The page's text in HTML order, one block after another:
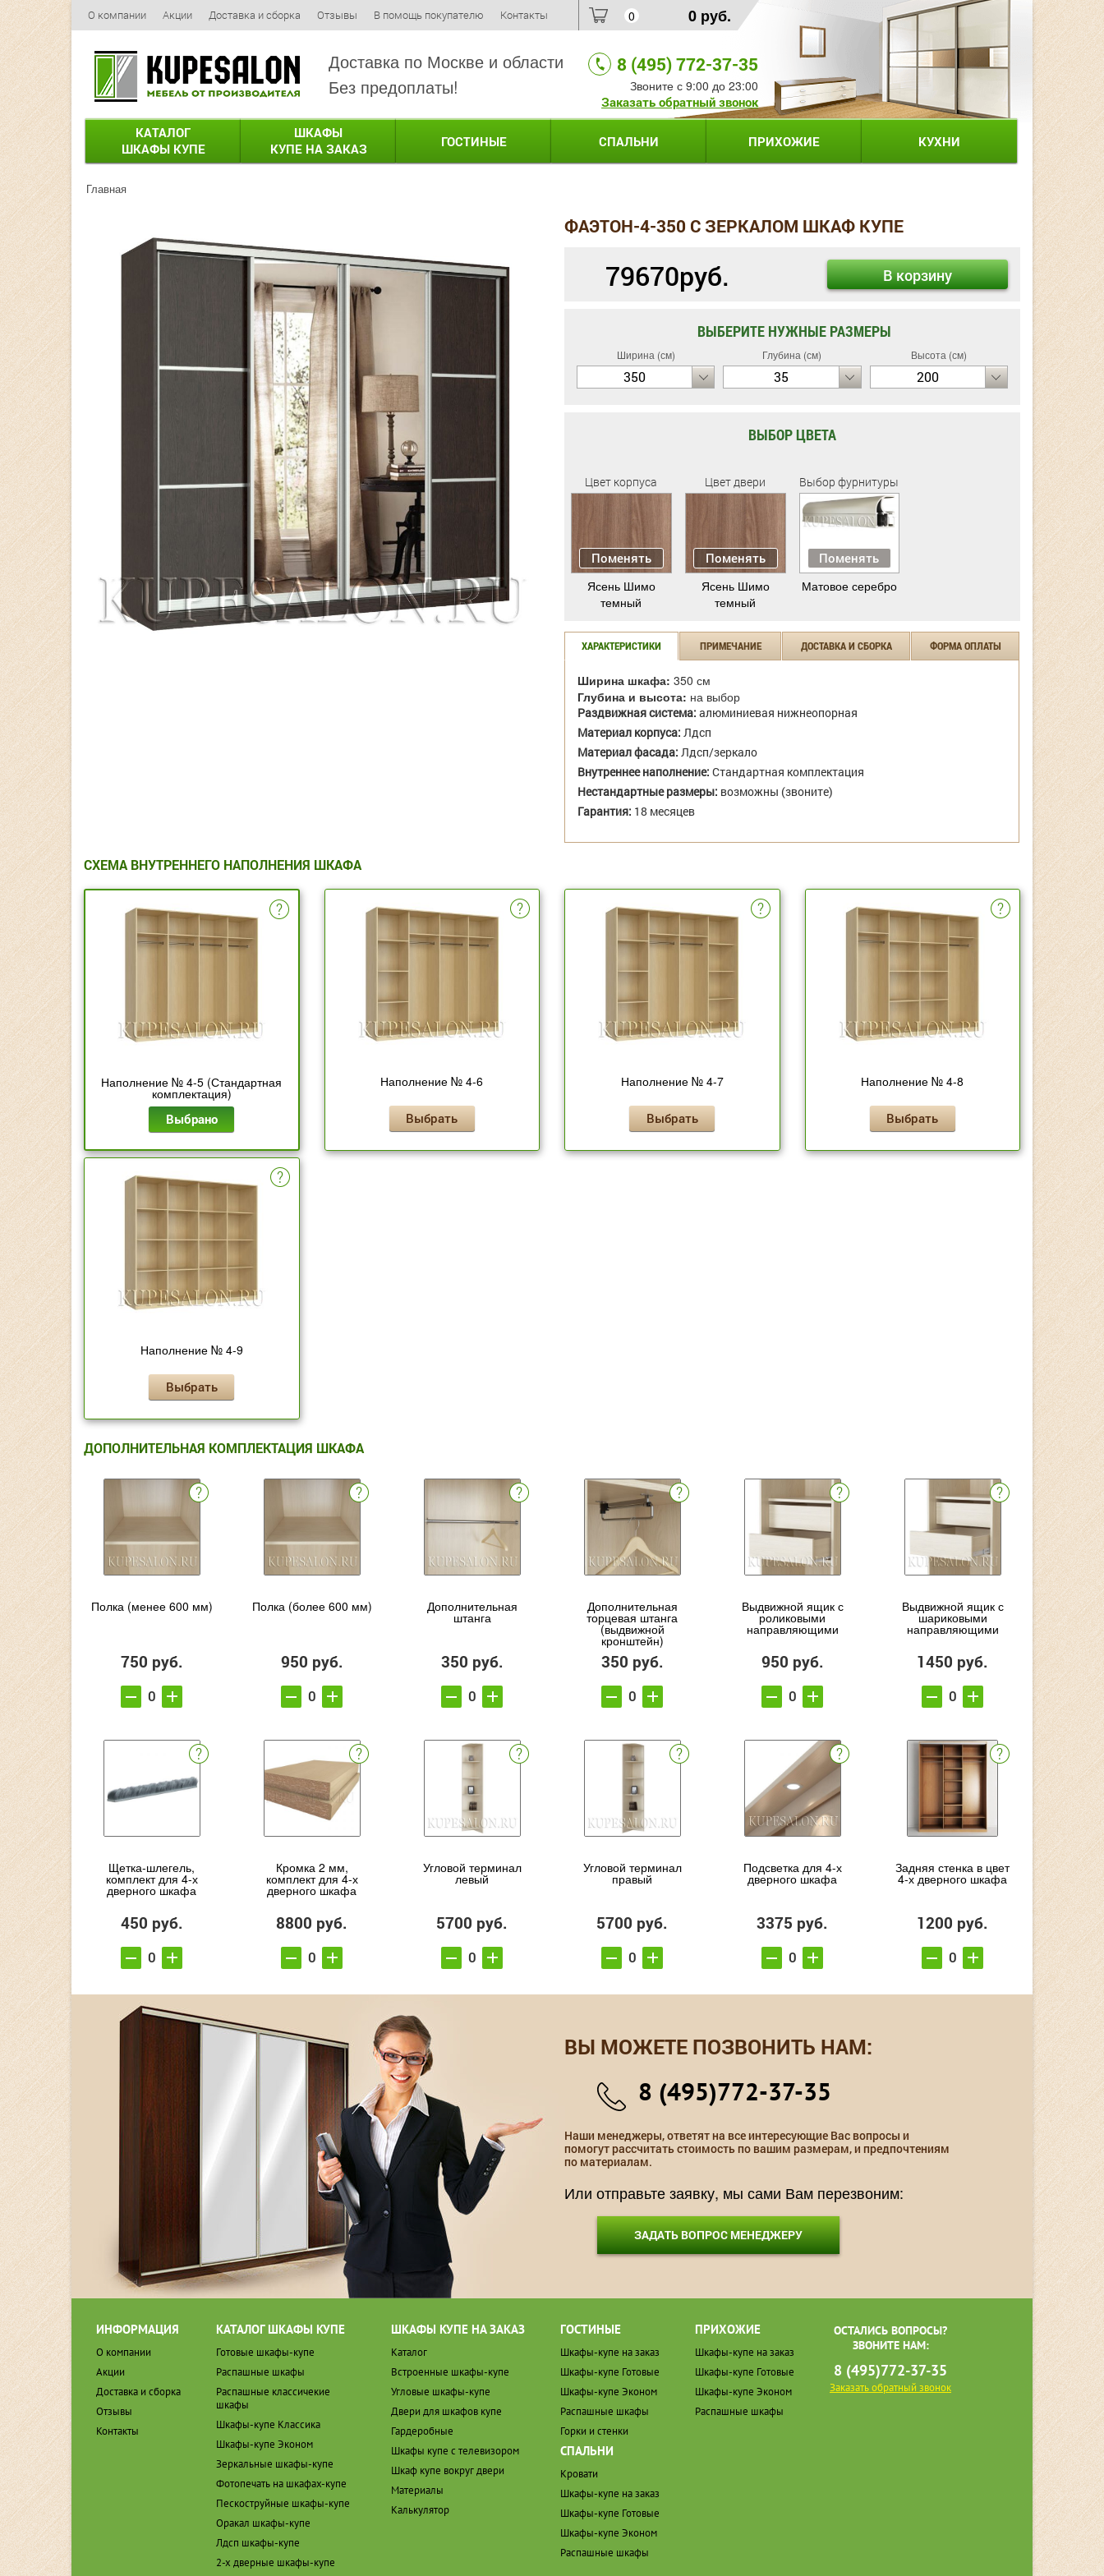
О компании Акции Доставка и сборка Отзывы В помощь покупателю Контакты 0 0 руб.
Доставка по Москве и области
Без предоплаты!
8 (495) 772-37-35
Звоните с 9:00 до 23:00
Заказать обратный звонок
КАТАЛОГ
ШКАФЫ КУПЕ
ШКАФЫ
КУПЕ НА ЗАКАЗ
ГОСТИНЫЕ СПАЛЬНИ ПРИХОЖИЕ КУХНИ
Главная
ФАЭТОН-4-350 С ЗЕРКАЛОМ ШКАФ КУПЕ
79670руб. В корзину
ВЫБЕРИТЕ НУЖНЫЕ РАЗМЕРЫ
Ширина (см)
350
Глубина (см)
35
Высота (см)
200
ВЫБОР ЦВЕТА
Цвет корпуса
Поменять
Ясень Шимо
темный
Цвет двери
Поменять
Ясень Шимо
темный
Выбор фурнитуры
Поменять
Матовое серебро
ХАРАКТЕРИСТИКИ ПРИМЕЧАНИЕ ДОСТАВКА И СБОРКА ФОРМА ОПЛАТЫ
Ширина шкафа: 350 см
Глубина и высота: на выбор
Раздвижная система: алюминиевая нижнеопорная
Материал корпуса: Лдсп
Материал фасада: Лдсп/зеркало
Внутреннее наполнение: Стандартная комплектация
Нестандартные размеры: возможны (звоните)
Гарантия: 18 месяцев
СХЕМА ВНУТРЕННЕГО НАПОЛНЕНИЯ ШКАФА
Наполнение № 4-5 (Стандартная
комплектация)
Выбрано
Наполнение № 4-6
Выбрать
Наполнение № 4-7
Выбрать
Наполнение № 4-8
Выбрать
Наполнение № 4-9
Выбрать
ДОПОЛНИТЕЛЬНАЯ КОМПЛЕКТАЦИЯ ШКАФА
Полка (менее 600 мм)
750 руб.
Полка (более 600 мм)
950 руб.
Дополнительная
штанга
350 руб.
Дополнительная
торцевая штанга
(выдвижной
кронштейн)
350 руб.
Выдвижной ящик с
роликовыми
направляющими
950 руб.
Выдвижной ящик с
шариковыми
направляющими
1450 руб.
Щетка-шлегель,
комплект для 4-х
дверного шкафа
450 руб.
Кромка 2 мм,
комплект для 4-х
дверного шкафа
8800 руб.
Угловой терминал
левый
5700 руб.
Угловой терминал
правый
5700 руб.
Подсветка для 4-х
дверного шкафа
3375 руб.
Задняя стенка в цвет
4-х дверного шкафа
1200 руб.
ВЫ МОЖЕТЕ ПОЗВОНИТЬ НАМ:
8 (495)772-37-35
Наши менеджеры, ответят на все интересующие Вас вопросы и
помогут рассчитать стоимость по вашим размерам, и предпочтениям
по материалам.
Или отправьте заявку, мы сами Вам перезвоним:
ЗАДАТЬ ВОПРОС МЕНЕДЖЕРУ
ИНФОРМАЦИЯ
О компании
Акции
Доставка и сборка
Отзывы
Контакты
КАТАЛОГ ШКАФЫ КУПЕ
Готовые шкафы-купе
Распашные шкафы
Распашные классичекие
шкафы
Шкафы-купе Классика
Шкафы-купе Эконом
Зеркальные шкафы-купе
Фотопечать на шкафах-купе
Пескоструйные шкафы-купе
Оракал шкафы-купе
Лдсп шкафы-купе
2-х дверные шкафы-купе
ШКАФЫ КУПЕ НА ЗАКАЗ
Каталог
Встроенные шкафы-купе
Угловые шкафы-купе
Двери для шкафов купе
Гардеробные
Шкафы купе с телевизором
Шкаф купе вокруг двери
Материалы
Калькулятор
ГОСТИНЫЕ
Шкафы-купе на заказ
Шкафы-купе Готовые
Шкафы-купе Эконом
Распашные шкафы
Горки и стенки
СПАЛЬНИ
Кровати
Шкафы-купе на заказ
Шкафы-купе Готовые
Шкафы-купе Эконом
Распашные шкафы
ПРИХОЖИЕ
Шкафы-купе на заказ
Шкафы-купе Готовые
Шкафы-купе Эконом
Распашные шкафы
ОСТАЛИСЬ ВОПРОСЫ?
ЗВОНИТЕ НАМ:
8 (495)772-37-35
Заказать обратный звонок